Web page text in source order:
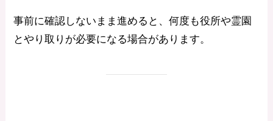
事前に確認しないまま進めると、何度も役所や霊園
とやり取りが必要になる場合があります。